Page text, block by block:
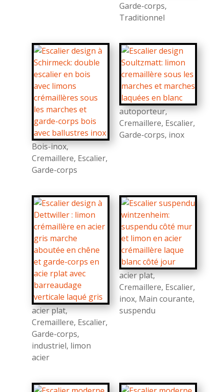
Garde-corps,
Traditionnel
Bois-inox,
Cremaillere, Escalier,
Garde-corps
autoporteur,
Cremaillere, Escalier,
Garde-corps, inox
acier plat,
Cremaillere, Escalier,
Garde-corps,
industriel, limon
acier
acier plat,
Cremaillere, Escalier,
inox, Main courante,
suspendu